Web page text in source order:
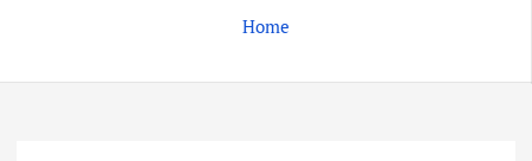
Home